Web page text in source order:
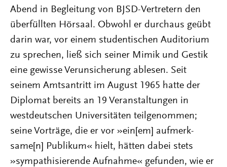
Abend in Begleitung von BJSD-Vertretern den
überfüllten Hörsaal. Obwohl er durchaus geübt
darin war, vor einem studentischen Auditorium
zu sprechen, ließ sich seiner Mimik und Gestik
eine gewisse Verunsicherung ablesen. Seit
seinem Amtsantritt im August 1965 hatte der
Diplomat bereits an 19 Veranstaltungen in
westdeutschen Universitäten teilgenommen;
seine Vorträge, die er vor »ein[em] aufmerk­
same[n] Publikum« hielt, hätten dabei stets
»sympathisierende Aufnahme« gefunden, wie er